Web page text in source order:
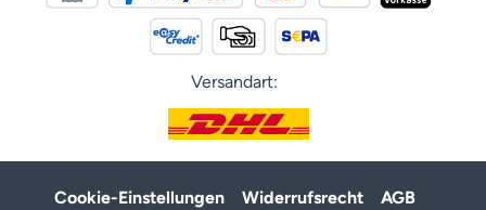
Versandart:
Cookie-Einstellungen Widerrufsrecht
AGB